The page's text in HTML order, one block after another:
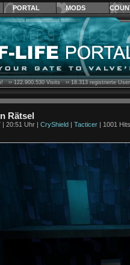
PORTAL MODS
››122.900.530Visits ››18.313registrierte
Rätsel
| 20:51 Uhr | CryShield| Tacticer| 1001 Hits